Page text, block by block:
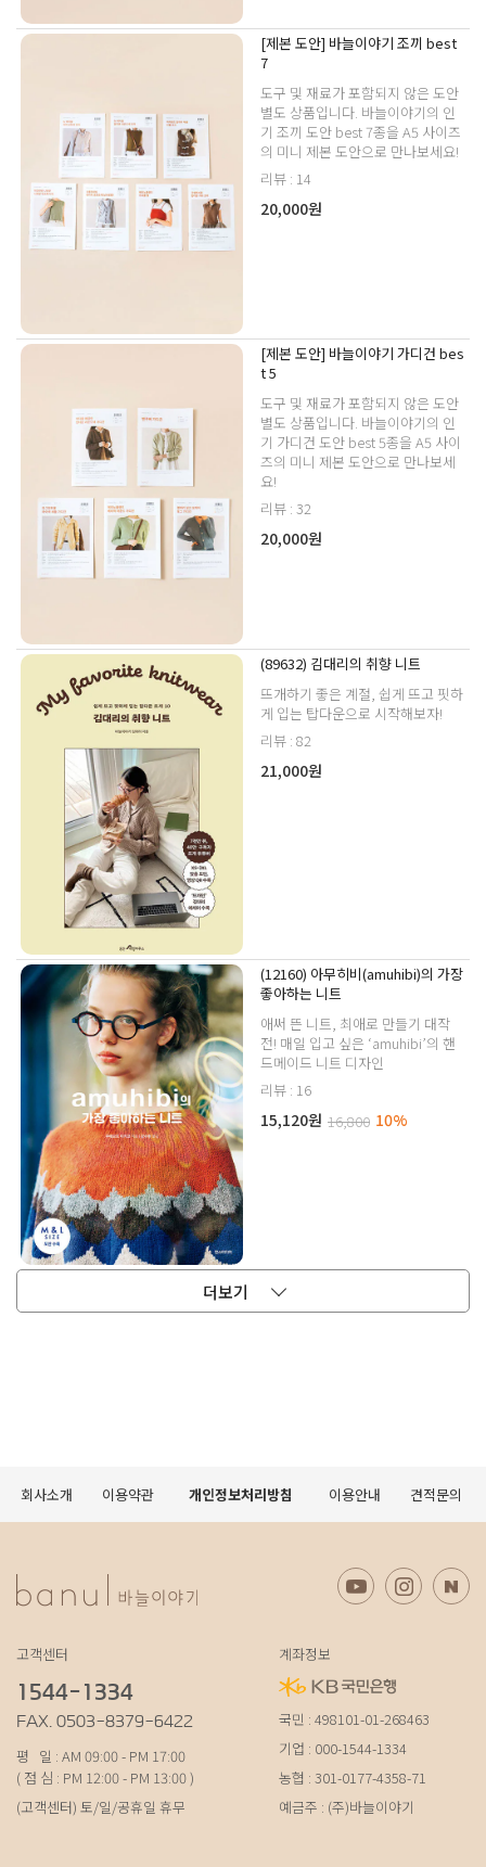
[제본 도안] 바늘이야기 조끼 best
7
도구 및 재료가 포함되지 않은 도안
별도 상품입니다. 바늘이야기의 인
기 조끼 도안 best 7종을 A5 사이즈
의 미니 제본 도안으로 만나보세요!
리뷰 : 14
20,000원
[제본 도안] 바늘이야기 가디건 bes
t 5
도구 및 재료가 포함되지 않은 도안
별도 상품입니다. 바늘이야기의 인
기 가디건 도안 best 5종을 A5 사이
즈의 미니 제본 도안으로 만나보세
요!
리뷰 : 32
20,000원
(89632) 김대리의 취향 니트
뜨개하기 좋은 계절, 쉽게 뜨고 핏하
게 입는 탑다운으로 시작해보자!
리뷰 : 82
21,000원
(12160) 아무히비(amuhibi)의 가장
좋아하는 니트
애써 뜬 니트, 최애로 만들기 대작
전! 매일 입고 싶은 ‘amuhibi’의 핸
드메이드 니트 디자인
리뷰 : 16
15,120원 16,800 10%
더보기
회사소개 이용약관 개인정보처리방침 이용안내 견적문의
고객센터
1544-1334
FAX. 0503-8379-6422
평 일 : AM 09:00 - PM 17:00
( 점 심 : PM 12:00 - PM 13:00 )
(고객센터) 토/일/공휴일 휴무
계좌정보
국민 : 498101-01-268463
기업 : 000-1544-1334
농협 : 301-0177-4358-71
예금주 : (주)바늘이야기